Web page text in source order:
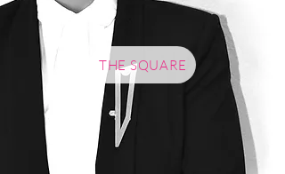
THE SQUARE